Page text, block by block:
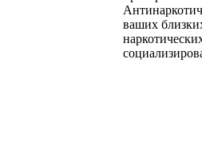
ваших